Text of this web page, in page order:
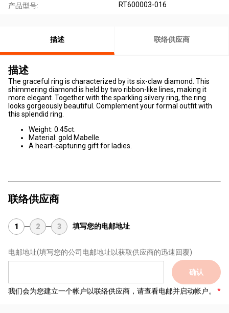
产品型号: RT600003-016
描述 联络供应商
描述
The graceful ring is characterized by its six-claw diamond. This
shimmering diamond is held by two ribbon-like lines, making it
more elegant. Together with the sparkling silvery ring, the ring
looks gorgeously beautiful. Complement your formal outfit with
this splendid ring.
Weight: 0.45ct.
Material: gold Mabelle.
A heart-capturing gift for ladies.
联络供应商
1 2 3 填写您的电邮地址
电邮地址(填写您的公司电邮地址以获取供应商的迅速回覆)
确认
我们会为您建立一个帐户以联络供应商，请查看电邮并启动帐户。